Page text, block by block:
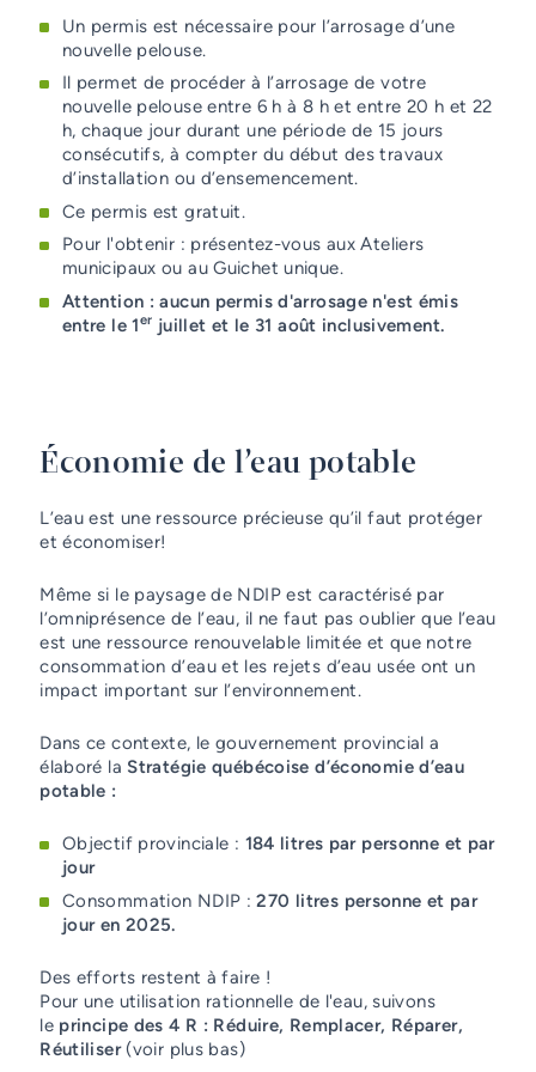
Un permis est nécessaire pour l’arrosage d’une
nouvelle pelouse.
Il permet de procéder à l’arrosage de votre
nouvelle pelouse entre 6 h à 8 h et entre 20 h et 22
h, chaque jour durant une période de 15 jours
consécutifs, à compter du début des travaux
d’installation ou d’ensemencement.
Ce permis est gratuit.
Pour l'obtenir : présentez-vous aux Ateliers
municipaux ou au Guichet unique.
Attention :aucun permis d'arrosage n'est émis
entre le 1er juillet et le 31 août inclusivement.
Économie de l’eau potable
L’eau est une ressource précieuse qu’il faut protéger
et économiser!
Même si le paysage de NDIP est caractérisé par
l’omniprésence de l’eau, il ne faut pas oublier que l’eau
est une ressource renouvelable limitée et que notre
consommation d’eau et les rejets d’eau usée ont un
impact important sur l’environnement.
Dans ce contexte, le gouvernement provincial a
élaboré la Stratégie québécoise d’économie d’eau
potable :
Objectif provinciale : 184 litres par personne et par
jour
Consommation NDIP :270 litres personne et par
jour en 2025.
Des efforts restent à faire !
Pour une utilisation rationnelle de l'eau, suivons
le principe des 4 R : Réduire, Remplacer, Réparer,
Réutiliser(voir plus bas)